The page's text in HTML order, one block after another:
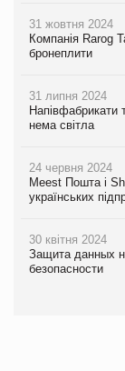
31 жовтня 2024
Компанія Rarog
бронеплити
31 липня 2024
Напівфабрикати
нема світла
24 червня 2024
Meest Пошта і
українських
30 квітня 2024
Защита данных
безопасности